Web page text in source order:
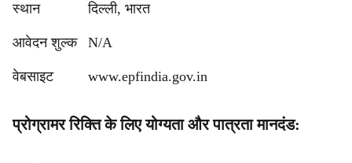
स्थान दिल्ली, भारत
आवेदन शुल्क N/A
वेबसाइट www.epfindia.gov.in
प्रोग्रामर रिक्ति के लिए योग्यता और पात्रता मानदंड: